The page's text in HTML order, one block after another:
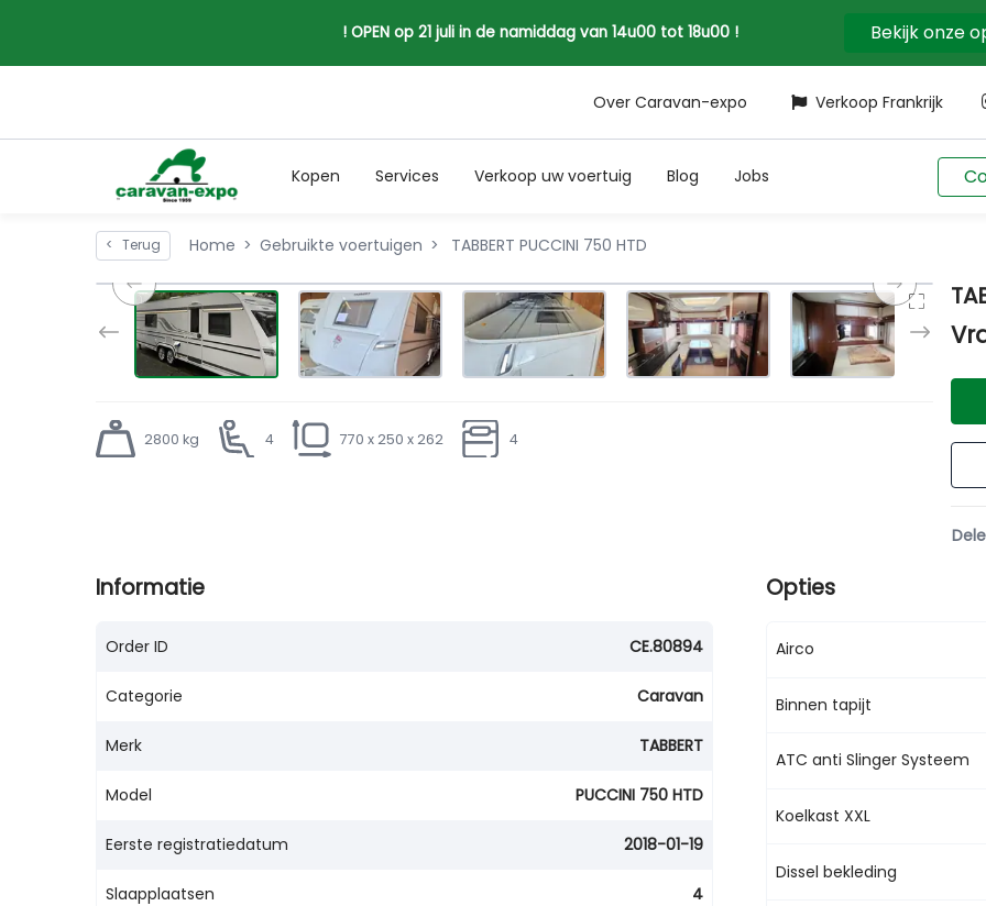
! OPEN op 21 juli in de namiddag van 14u00 tot 18u00 ! Bekijk onze
Over Caravan-expo Verkoop Frankrijk
Kopen Services Verkoop uw voertuig Blog Jobs
< Terug Home Gebruikte voertuigen TABBERT PUCCINI 750 HTD
2800 kg 4 770 x 250 x 262 4
Informatie
Order ID CE.80894
Categorie Caravan
Merk TABBERT
Model PUCCINI 750 HTD
Eerste registratiedatum 2018-01-19
Slaapplaatsen 4
Opties
Airco
Binnen tapijt
ATC anti Slinger Systeem
Koelkast XXL
Dissel bekleding